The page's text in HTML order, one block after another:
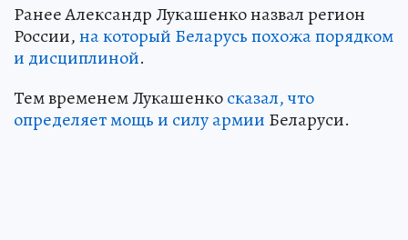
Ранее Александр Лукашенко назвал регион
России,на который Беларусь похожа порядком
и дисциплиной.
Тем временем Лукашенкосказал, что
определяет мощь и силу армии Беларуси.